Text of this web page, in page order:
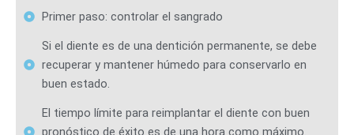
Primer paso: controlar el sangrado
Si el diente es de una dentición permanente, se debe
recuperar y mantener húmedo para conservarlo en
buen estado.
El tiempo límite para reimplantar el diente con buen
pronóstico de éxito es de una hora como máximo.